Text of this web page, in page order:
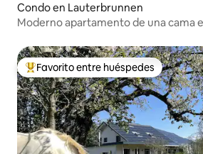
Condo en Lauterbrunnen
Moderno apartamento de una cama
Favorito entre huéspedes preferido
Favorito entre huéspedes